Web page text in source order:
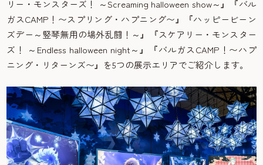
リー・モンスターズ！ ～Screaming halloween show～』『バル
ガスCAMP！〜スプリング・ハプニング〜』『ハッピービーン
ズデー～竪琴無用の場外乱闘！～』『スケアリー・モンスター
ズ！ ～Endless halloween night～』『バルガスCAMP！〜ハプ
ニング・リターンズ〜』を5つの展示エリアでご紹介します。